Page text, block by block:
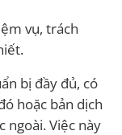
vụ, trách
bị đầy đủ, có
hoặc bản dịch
ngoài. Việc này